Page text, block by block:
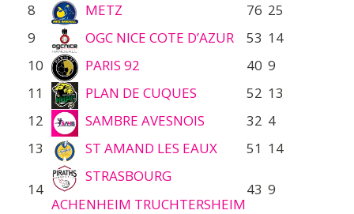
8
METZ 76 25
9
OGC NICE COTE D’AZUR 53 14
10
PARIS 92 40 9
11
PLAN DE CUQUES 52 13
12
SAMBRE AVESNOIS 32 4
13
ST AMAND LES EAUX 51 14
14
STRASBOURG
ACHENHEIM TRUCHTERSHEIM
43 9